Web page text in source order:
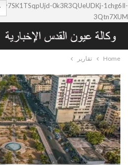
0k3R3QUeUDKj-1chg6Il-
3Qtn7XUM
Home تقارير